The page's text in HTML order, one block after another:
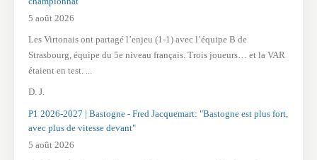
5 août 2026
Les Virtonais ont partagé l’enjeu (1-1) avec l’équipe B de
Strasbourg, équipe du 5e niveau français. Trois joueurs… et la VAR
étaient en test. ...
D. J.
P1 2026-2027 | Bastogne - Fred Jacquemart: "Bastogne est plus fort,
avec plus de vitesse devant"
5 août 2026